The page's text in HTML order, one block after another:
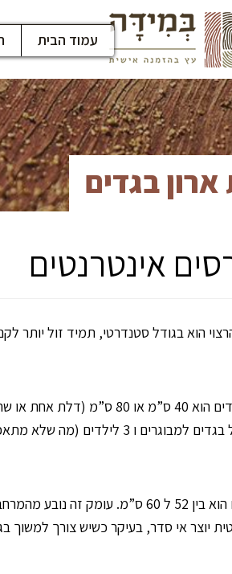
עמוד הבית
ארון בגדים
אינטרנטים
הוא בגודל סטנדרטי, תמיד זול יותר
באופן מקסימלי. למעשה,
העומק המקובל לארונות בגדים